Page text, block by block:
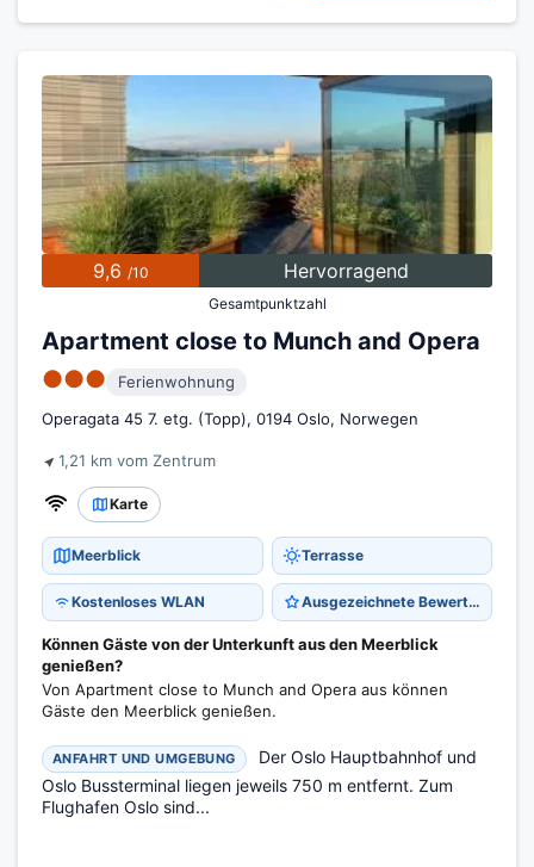
9,6 /10 Hervorragend
Gesamtpunktzahl
Apartment close to Munch and Opera
●●●
Ferienwohnung
Operagata 45 7. etg. (Topp), 0194 Oslo, Norwegen
1,21 km vom Zentrum
Karte
Meerblick Terrasse
Kostenloses WLAN Ausgezeichnete Bewertung 9,6
Können Gäste von der Unterkunft aus den Meerblick
genießen?
Von Apartment close to Munch and Opera aus können
Gäste den Meerblick genießen.
ANFAHRT UND UMGEBUNG
Der Oslo Hauptbahnhof und
Oslo Bussterminal liegen jeweils 750 m entfernt. Zum
Flughafen Oslo sind...